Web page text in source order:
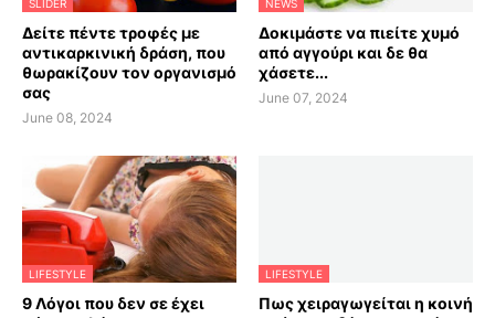
SLIDER
Δείτε πέντε τροφές με
αντικαρκινική δράση, που
θωρακίζουν τον οργανισμό
σας
June 08, 2024
NEWS
Δοκιμάστε να πιείτε χυμό
από αγγούρι και δε θα
χάσετε...
June 07, 2024
LIFESTYLE
9 Λόγοι που δεν σε έχει
LIFESTYLE
Πως χειραγωγείται η κοινή